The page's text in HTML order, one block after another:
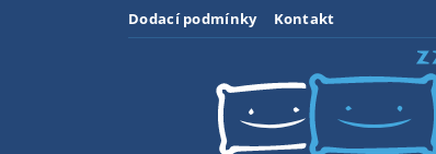
Dodací podmínky Kontakt